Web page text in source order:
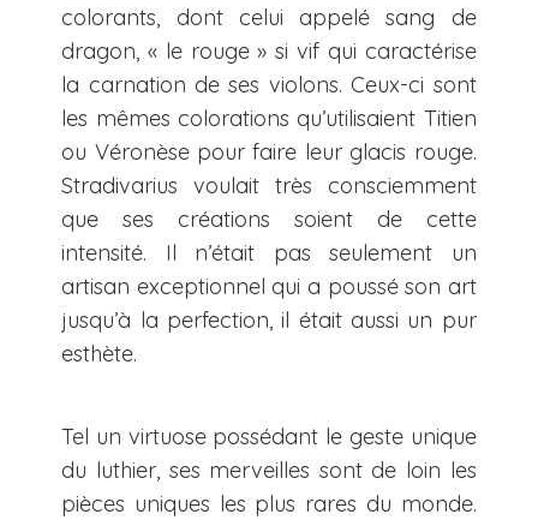
colorants, dont celui appelé sang de
dragon, « le rouge » si vif qui caractérise
la carnation de ses violons. Ceux-ci sont
les mêmes colorations qu’utilisaient Titien
ou Véronèse pour faire leur glacis rouge.
Stradivarius voulait très consciemment
que ses créations soient de cette
intensité. Il n’était pas seulement un
artisan exceptionnel qui a poussé son art
jusqu’à la perfection, il était aussi un pur
esthète.
Tel un virtuose possédant le geste unique
du luthier, ses merveilles sont de loin les
pièces uniques les plus rares du monde.